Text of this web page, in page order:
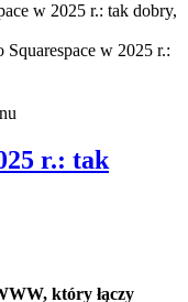
w 2025 r.: tak dobry,
w 2025 r.:
r.: tak
który łączy